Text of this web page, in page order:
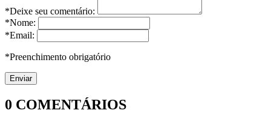
*Deixe seu comentário:
*Nome:
*Email:
*Preenchimento obrigatório
0 COMENTÁRIOS